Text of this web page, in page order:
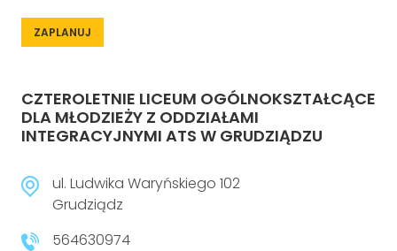
ZAPLANUJ
CZTEROLETNIE LICEUM OGÓLNOKSZTAŁCĄCE
DLA MŁODZIEŻY Z ODDZIAŁAMI
INTEGRACYJNYMI ATS W GRUDZIĄDZU
ul. Ludwika Waryńskiego 102
Grudziądz
564630974